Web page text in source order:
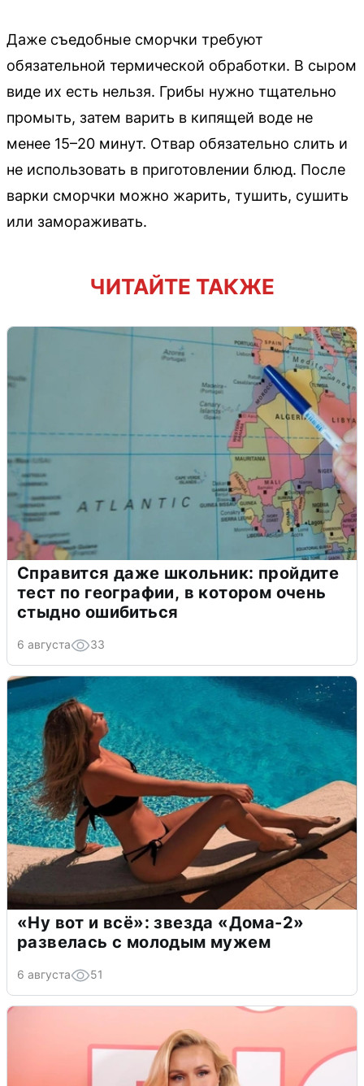
Даже съедобные сморчки требуют
обязательной термической обработки. В сыром
виде их есть нельзя. Грибы нужно тщательно
промыть, затем варить в кипящей воде не
менее 15–20 минут. Отвар обязательно слить и
не использовать в приготовлении блюд. После
варки сморчки можно жарить, тушить, сушить
или замораживать.
ЧИТАЙТЕ ТАКЖЕ
Справится даже школьник: пройдите
тест по географии, в котором очень
стыдно ошибиться
6 августа 33
«Ну вот и всё»: звезда «Дома-2»
развелась с молодым мужем
6 августа 51